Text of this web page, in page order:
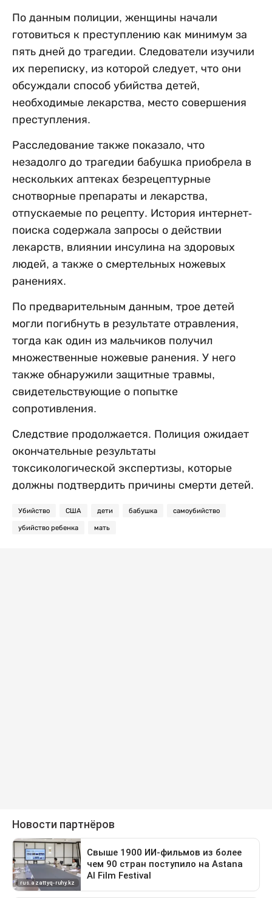
По данным полиции, женщины начали
готовиться к преступлению как минимум за
пять дней до трагедии. Следователи изучили
их переписку, из которой следует, что они
обсуждали способ убийства детей,
необходимые лекарства, место совершения
преступления.
Расследование также показало, что
незадолго до трагедии бабушка приобрела в
нескольких аптеках безрецептурные
снотворные препараты и лекарства,
отпускаемые по рецепту. История интернет-
поиска содержала запросы о действии
лекарств, влиянии инсулина на здоровых
людей, а также о смертельных ножевых
ранениях.
По предварительным данным, трое детей
могли погибнуть в результате отравления,
тогда как один из мальчиков получил
множественные ножевые ранения. У него
также обнаружили защитные травмы,
свидетельствующие о попытке
сопротивления.
Следствие продолжается. Полиция ожидает
окончательные результаты
токсикологической экспертизы, которые
должны подтвердить причины смерти детей.
Убийство США дети бабушка самоубийство
убийство ребенка мать